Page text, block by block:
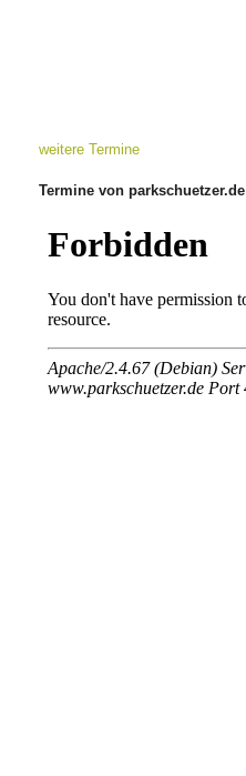
weitere Termine
Termine von parkschuetzer.de